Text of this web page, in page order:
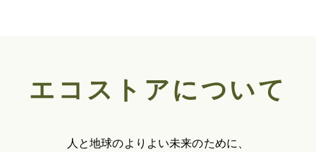
エコストアについて
人と地球のよりよい未来のために、